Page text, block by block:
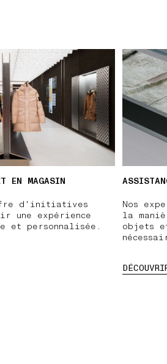
EN MAGASIN
d'initiatives
une expérience
et personnalisée.
Nos
la
objets